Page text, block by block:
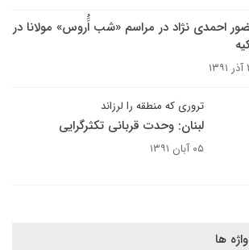
احمدی نژاد در مراسم «شب اََُروس» مولانا در
تروری که منطقه را لرزاند
لبنان: وحدت قربانی تکثرگرایی
۰۵ آبان ۱۳۹۱
ها